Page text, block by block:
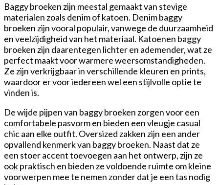
Baggy broeken zijn meestal gemaakt van stevige
materialen zoals denim of katoen. Denim baggy
broeken zijn vooral populair, vanwege de duurzaamheid
en veelzijdigheid van het materiaal. Katoenen baggy
broeken zijn daarentegen lichter en ademender, wat ze
perfect maakt voor warmere weersomstandigheden.
Ze zijn verkrijgbaar in verschillende kleuren en prints,
waardoor er voor iedereen wel een stijlvolle optie te
vinden is.
De wijde pijpen van baggy broeken zorgen voor een
comfortabele pasvorm en bieden een vleugje casual
chic aan elke outfit. Oversized zakken zijn een ander
opvallend kenmerk van baggy broeken. Naast dat ze
een stoer accent toevoegen aan het ontwerp, zijn ze
ook praktisch en bieden ze voldoende ruimte om kleine
voorwerpen mee te nemen zonder dat je een tas nodig